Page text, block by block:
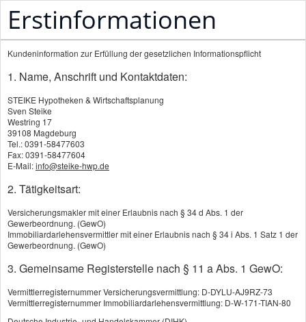
STEIKE Hypotheken & Wirtschaftsplanung
Ihr kompetenter Partner in der Pflegevorsorge
Sie sind nicht zufrieden mit unserer
Tätigkeit?
Falls Sie einmal nicht mit unserer Tätigkeit
zufrieden sein sollten, haben Sie die
Möglichkeit, eine Beschwerde bei uns
einzureichen. Die Beschwerde kann schriftlich
per Brief, per E-Mail oder per Fax erfolgen. Sie
können dazu die im Impressum genannten
Adress- und Kontaktdaten verwenden.
Erstinformationen
Kundeninformation zur Erfüllung der gesetzlichen Informationspflicht
1. Name, Anschrift und Kontaktdaten:
STEIKE Hypotheken & Wirtschaftsplanung
Sven Steike
Westring 17
39108 Magdeburg
Tel.: 0391-58477603
Fax: 0391-58477604
E-Mail:info@steike-hwp.de
2. Tätigkeitsart:
Versicherungsmakler mit einer Erlaubnis nach § 34 d Abs. 1 der
Gewerbeordnung. (GewO)
Immobiliardarlehensvermittler mit einer Erlaubnis nach § 34 i Abs. 1 Satz 1 der
Gewerbeordnung. (GewO)
3. Gemeinsame Registerstelle nach § 11 a Abs. 1 GewO:
Vermittlerregisternummer Versicherungsvermittlung: D-DYLU-AJ9RZ-73
Vermittlerregisternummer Immobiliardarlehensvermittlung: D-W-171-TIAN-80